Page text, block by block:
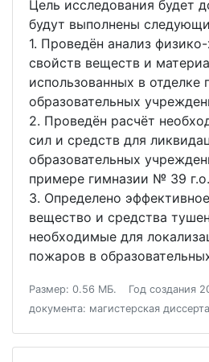
Цель исследования будет
будут выполнены
1. Проведён анализ
свойств веществ и
использованных в
образовательных
2. Проведён расчёт
сил и средств для
образовательных
примере гимназии № 39
3. Определено
вещество и средства
необходимые для
пожаров в
Размер: 0.56 МБ. Год создания
документа: магистерская